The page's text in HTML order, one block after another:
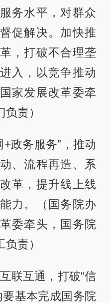
务水平，对群众
促解决。加快推
，打破不合理垄
入，以竞争推动
家发展改革委牵
责）
政务服务”，推动
、流程再造、系
革，提升线上线
力。（国务院办
委牵头，国务院
责）
联互通，打破“信
基本完成国务院